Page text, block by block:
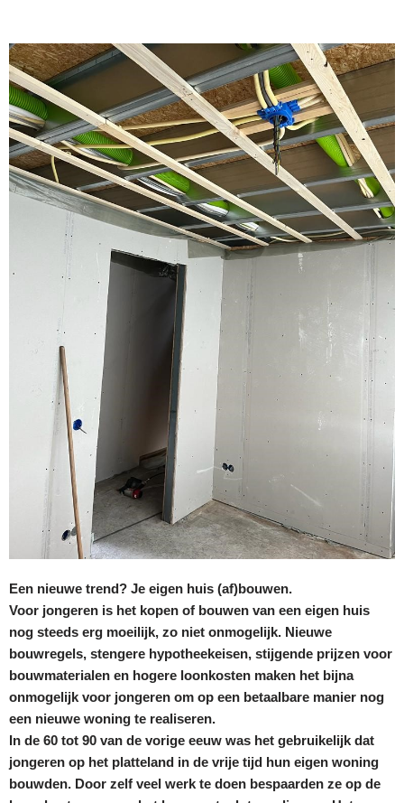
Een nieuwe trend? Je eigen huis (af)bouwen.
Voor jongeren is het kopen of bouwen van een eigen huis
nog steeds erg moeilijk, zo niet onmogelijk. Nieuwe
bouwregels, stengere hypotheekeisen, stijgende prijzen voor
bouwmaterialen en hogere loonkosten maken het bijna
onmogelijk voor jongeren om op een betaalbare manier nog
een nieuwe woning te realiseren.
In de 60 tot 90 van de vorige eeuw was het gebruikelijk dat
jongeren op het platteland in de vrije tijd hun eigen woning
bouwden. Door zelf veel werk te doen bespaarden ze op de